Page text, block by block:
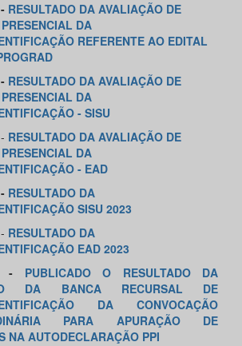
RESULTADO DA AVALIAÇÃO DE
DA
REFERENTE AO EDITAL
RESULTADO DA AVALIAÇÃO DE
DA
- SISU
- RESULTADO DA AVALIAÇÃO DE
DA
- EAD
RESULTADO DA
SISU 2023
- RESULTADO DA
EAD 2023
- PUBLICADO O RESULTADO DA
DA BANCA RECURSAL DE
DA CONVOCAÇÃO
PARA APURAÇÃO DE
NA AUTODECLARAÇÃO PPI